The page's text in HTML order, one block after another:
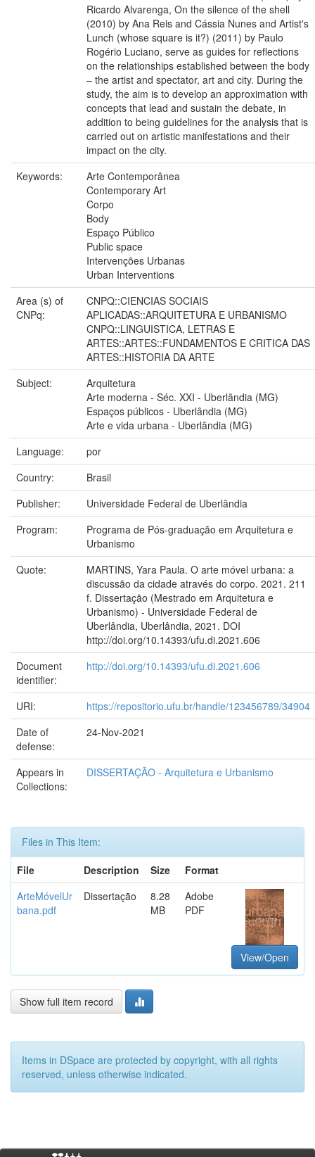
Ricardo Alvarenga, On the silence of the shell
(2010) by Ana Reis and Cássia Nunes and Artist's
Lunch (whose square is it?) (2011) by Paulo
Rogério Luciano, serve as guides for reflections
on the relationships established between the body
– the artist and spectator, art and city. During the
study, the aim is to develop an approximation with
concepts that lead and sustain the debate, in
addition to being guidelines for the analysis that is
carried out on artistic manifestations and their
impact on the city.
Keywords:
Arte Contemporânea
Contemporary Art
Corpo
Body
Espaço Público
Public space
Intervenções Urbanas
Urban Interventions
Area (s) of
CNPq:
CNPQ::CIENCIAS SOCIAIS
APLICADAS::ARQUITETURA E URBANISMO
CNPQ::LINGUISTICA, LETRAS E
ARTES::ARTES::FUNDAMENTOS E CRITICA DAS
ARTES::HISTORIA DA ARTE
Subject:
Arquitetura
Arte moderna - Séc. XXI - Uberlândia (MG)
Espaços públicos - Uberlândia (MG)
Arte e vida urbana - Uberlândia (MG)
Language:
por
Country:
Brasil
Publisher:
Universidade Federal de Uberlândia
Program:
Programa de Pós-graduação em Arquitetura e
Urbanismo
Quote:
MARTINS, Yara Paula. O arte móvel urbana: a
discussão da cidade através do corpo. 2021. 211
f. Dissertação (Mestrado em Arquitetura e
Urbanismo) - Universidade Federal de
Uberlândia, Uberlândia, 2021. DOI
http://doi.org/10.14393/ufu.di.2021.606
Document
identifier:
http://doi.org/10.14393/ufu.di.2021.606
URI:
https://repositorio.ufu.br/handle/123456789/34904
Date of
defense:
24-Nov-2021
Appears in
Collections:
DISSERTAÇÃO - Arquitetura e Urbanismo
Files in This Item:
File
Description Size
Format
ArteMóvelUr
bana.pdf
Dissertação
8.28
MB
Adobe
PDF
View/Open
Show full item record
Items in DSpace are protected by copyright, with all rights
reserved, unless otherwise indicated.